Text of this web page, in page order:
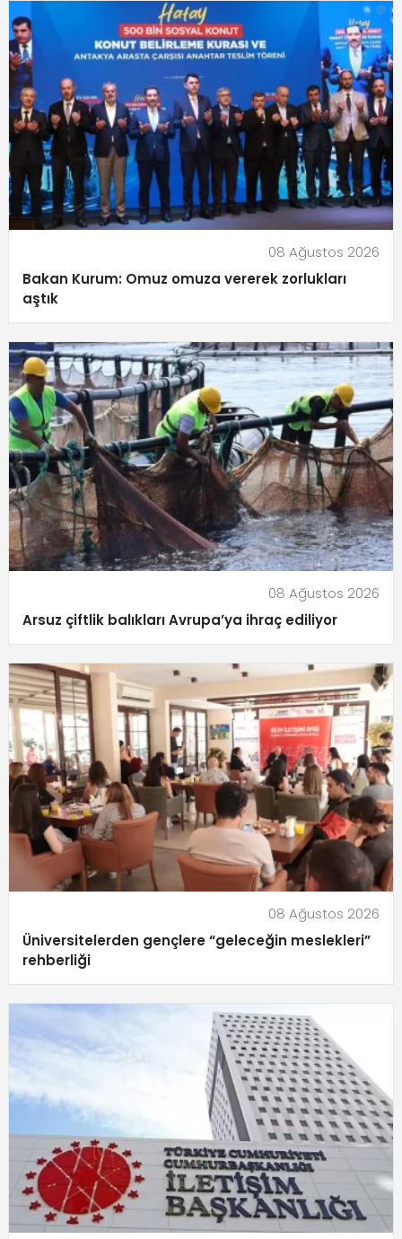
08 Ağustos 2026
Bakan Kurum: Omuz omuza vererek zorlukları
aştık
08 Ağustos 2026
Arsuz çiftlik balıkları Avrupa’ya ihraç ediliyor
08 Ağustos 2026
Üniversitelerden gençlere “geleceğin meslekleri”
rehberliği